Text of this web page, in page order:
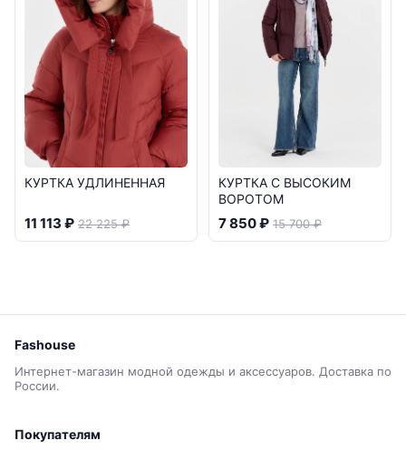
КУРТКА УДЛИНЕННАЯ
11 113 ₽ 22 225 ₽
КУРТКА С ВЫСОКИМ
ВОРОТОМ
7 850 ₽ 15 700 ₽
Fashouse
Интернет-магазин модной одежды и аксессуаров. Доставка по
России.
Покупателям